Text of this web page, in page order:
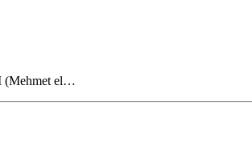
(Mehmet el…